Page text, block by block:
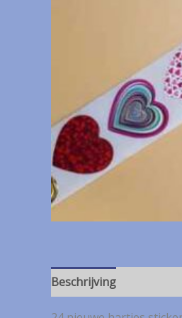
Beschrijving